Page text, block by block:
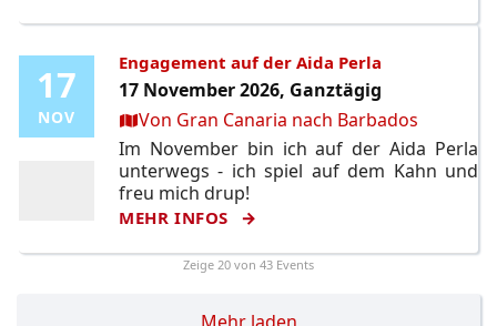
17
NOV
17
NOV
Engagement auf der Aida Perla
17 November 2026, Ganztägig
Ort:Von Gran Canaria nach Barbados
Im November bin ich auf der Aida Perla
unterwegs - ich spiel auf dem Kahn und
freu mich drup!
MEHR INFOS
Zeige 20 von 43 Events